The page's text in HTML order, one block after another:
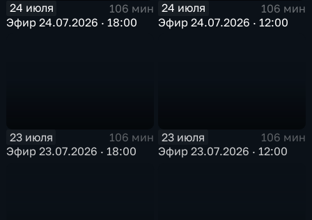
24 июля
106 мин
Эфир 24.07.2026 · 18:00
24 июля
106 мин
Эфир 24.07.2026 · 12:00
23 июля
106 мин
Эфир 23.07.2026 · 18:00
23 июля
106 мин
Эфир 23.07.2026 · 12:00